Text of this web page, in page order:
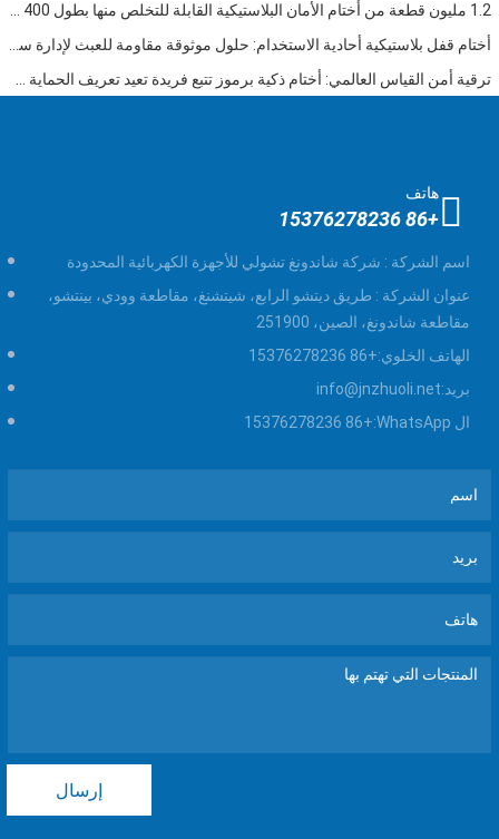
ترقية أمن القياس العالمي: أختام ذكية برموز تتبع فريدة تعيد تعريف الحماية ضد العبث
هاتف
+86 15376278236
اسم الشركة : شركة شاندونغ تشولي للأجهزة الكهربائية المحدودة
عنوان الشركة : طريق ديتشو الرابع، شيتشنغ، مقاطعة وودي، بينتشو،
مقاطعة شاندونغ، الصين، 251900
الهاتف الخلوي:+86 15376278236
بريد:info@jnzhuoli.net
ال WhatsApp:
+86 15376278236
إرسال